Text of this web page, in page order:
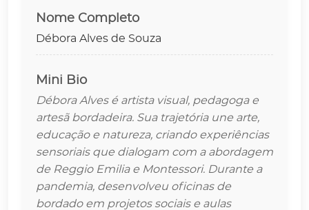
Nome Completo
Débora Alves de Souza
Mini Bio
Débora Alves é artista visual, pedagoga e
artesã bordadeira. Sua trajetória une arte,
educação e natureza, criando experiências
sensoriais que dialogam com a abordagem
de Reggio Emilia e Montessori. Durante a
pandemia, desenvolveu oficinas de
bordado em projetos sociais e aulas